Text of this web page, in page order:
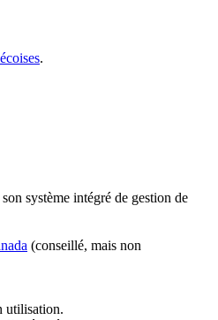
.
système intégré de gestion de
(conseillé, mais non
utilisation.